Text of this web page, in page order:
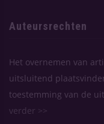
Auteursrechten
Het overnemen van
uitsluitend
toestemming van de
verder >>